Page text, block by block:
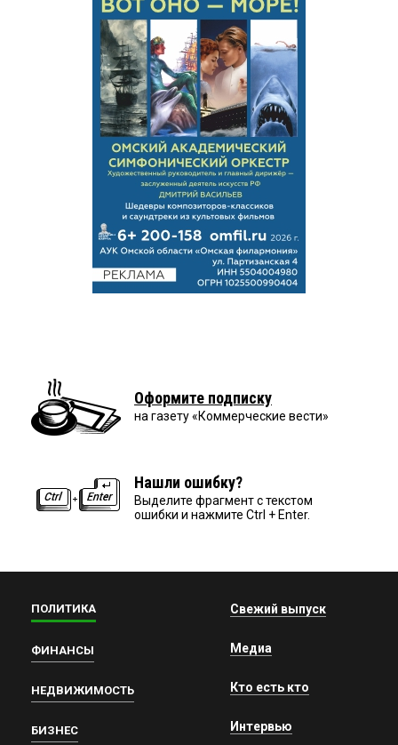
Оформите подписку
на газету «Коммерческие вести»
Нашли ошибку?
Выделите фрагмент с текстом
ошибки и нажмите Ctrl + Enter.
ПОЛИТИКА
ФИНАНСЫ
НЕДВИЖИМОСТЬ
БИЗНЕС
Свежий выпуск
Медиа
Кто есть кто
Интервью